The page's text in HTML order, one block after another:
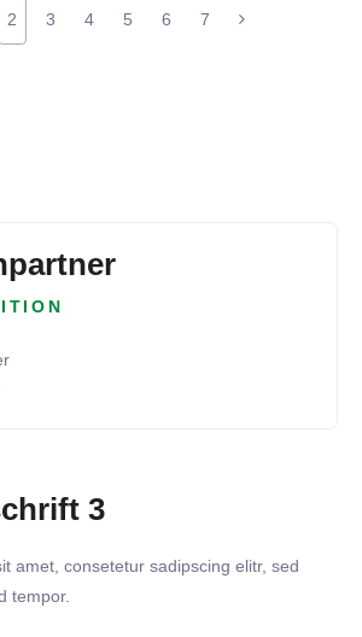
2 3 4 5 6 7
3
amet, consetetur sadipscing elitr, sed
tempor.